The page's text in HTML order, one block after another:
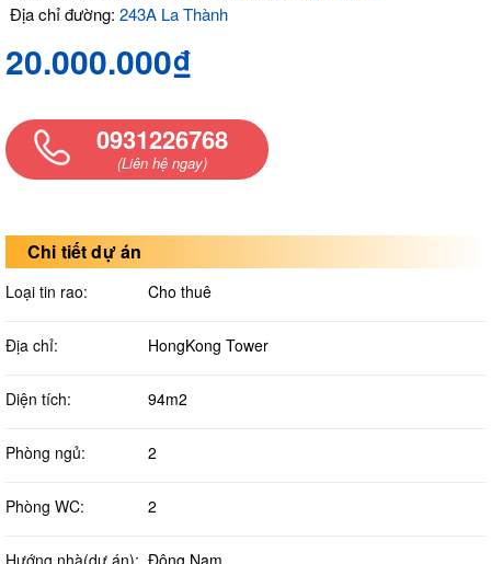
Địa chỉ đường: 243A La Thành
20.000.000₫
0931226768
(Liên hệ ngay)
Chi tiết dự án
Loại tin rao: Cho thuê
Địa chỉ: HongKong Tower
Diện tích: 94m2
Phòng ngủ: 2
Phòng WC: 2
Hướng nhà(dự án): Đông Nam